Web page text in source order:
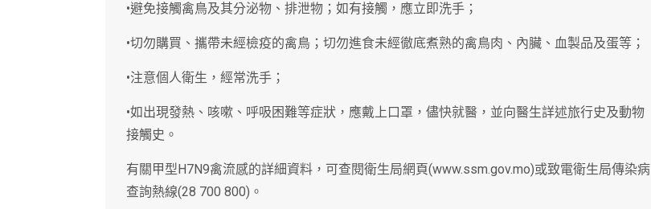
•避免接觸禽鳥及其分泌物、排泄物；如有接觸，應立即洗手；
•切勿購買、攜帶未經檢疫的禽鳥；切勿進食未經徹底煮熟的禽鳥肉、內臟、血製品及蛋等；
•注意個人衛生，經常洗手；
•如出現發熱、咳嗽、呼吸困難等症狀，應戴上口罩，儘快就醫，並向醫生詳述旅行史及動物
接觸史。
有關甲型H7N9禽流感的詳細資料，可查閱衛生局網頁(www.ssm.gov.mo)或致電衛生局傳染病
查詢熱線(28 700 800)。